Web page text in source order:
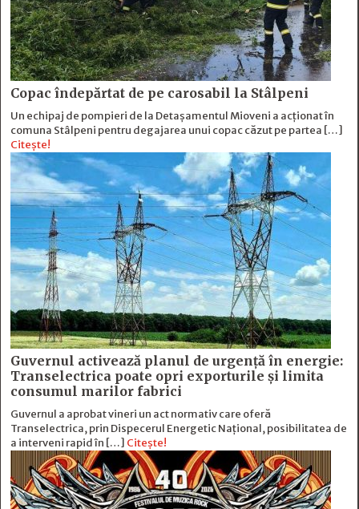
Copac îndepărtat de pe carosabil la Stâlpeni
Un echipaj de pompieri de la Detașamentul Mioveni a acționat în
comuna Stâlpeni pentru degajarea unui copac căzut pe partea […]
Citește!
Guvernul activează planul de urgență în energie:
Transelectrica poate opri exporturile și limita
consumul marilor fabrici
Guvernul a aprobat vineri un act normativ care oferă
Transelectrica, prin Dispecerul Energetic Național, posibilitatea de
a interveni rapid în […] Citește!